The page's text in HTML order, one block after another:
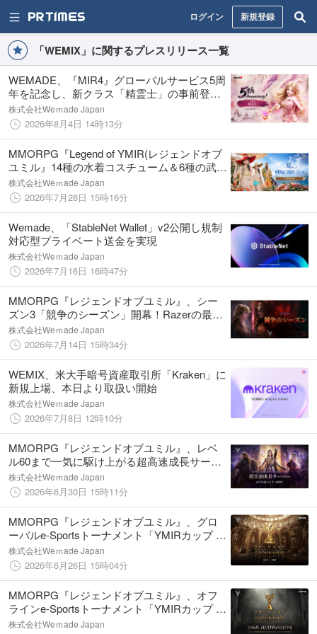
ログイン 新規登録
「WEMIX」に関するプレスリリース一覧
WEMADE、『MIR4』グローバルサービス5周
年を記念し、新クラス「精霊士」の事前登録
を開始
株式会社Weｍade Japan
2026年8月4日 14時13分
MMORPG『Legend of YMIR(レジェンドオブ
ユミル』14種の水着コスチューム＆6種の武器
スキンを一挙追加。7日間ログインするだけで
無料獲得！
株式会社Weｍade Japan
2026年7月28日 15時16分
Wemade、「StableNet Wallet」v2公開し規制
対応型プライベート送金を実現
株式会社Weｍade Japan
2026年7月16日 16時47分
MMORPG『レジェンドオブユミル』、シー
ズン3「競争のシーズン」開幕！Razerの最新
デバイスが当たるランキング競争イベントも
同時開催
株式会社Weｍade Japan
2026年7月14日 15時34分
WEMIX、米大手暗号資産取引所「Kraken」に
新規上場、本日より取扱い開始
株式会社Weｍade Japan
2026年7月8日 12時10分
MMORPG『レジェンドオブユミル』、レベ
ル60まで一気に駆け上がる超高速成長サーバ
ー「ブートキャンプ」が6月30日オープン！
株式会社Weｍade Japan
2026年6月30日 15時11分
MMORPG『レジェンドオブユミル』、グロ
ーバルe-Sportsトーナメント「YMIRカップ ワ
ールドチャンピオンシップ シーズン2」が明
日6月27日(土)午前11時より開幕！
株式会社Weｍade Japan
2026年6月26日 15時04分
MMORPG『レジェンドオブユミル』、オフ
ラインe-Sportsトーナメント「YMIRカップ ワ
ールドチャンピオンシップ シーズン2」を6月
株式会社Weｍade Japan